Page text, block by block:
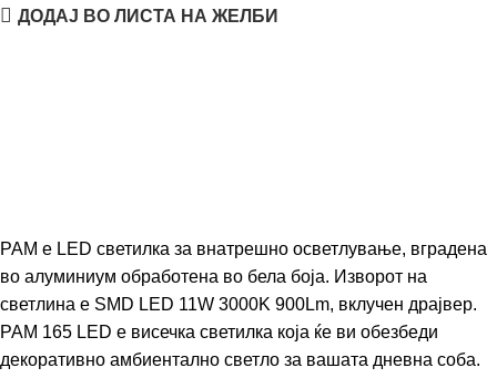
ДОДАЈ ВО ЛИСТА НА ЖЕЛБИ
PAM е LED светилка за внатрешно осветлување, вградена
во алуминиум обработена во бела боја. Изворот на
светлина е SMD LED 11W 3000K 900Lm, вклучен драјвер.
PAM 165 LED е висечка светилка која ќе ви обезбеди
декоративно амбиентално светло за вашата дневна соба.